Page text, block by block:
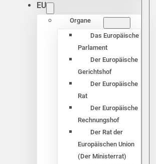
EU
Organe
Das Europäische
Parlament
Der Europäische
Gerichtshof
Der Europäische
Rat
Der Europäische
Rechnungshof
Der Rat der
Europäischen Union
(Der Ministerrat)